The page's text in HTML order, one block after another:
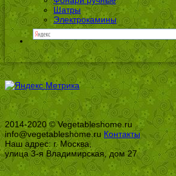
Шатры
Электрокамины
2014-2020 © Vegetableshome.ru
info@vegetableshome.ru Контакты
Наш адрес: г. Москва,
улица 3-я Владимирская, дом 27